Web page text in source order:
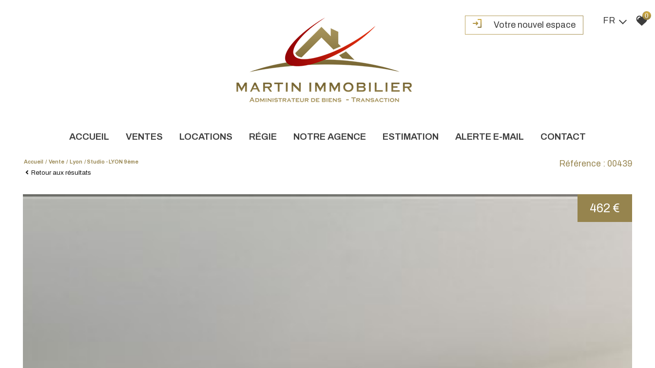
Votre nouvel espace FR
0
ACCUEIL VENTES LOCATIONS RÉGIE NOTRE AGENCE ESTIMATION ALERTE E-MAIL CONTACT
Accueil Vente Lyon Studio - LYON 9ème
Retour aux résultats
Référence : 00439
462 €